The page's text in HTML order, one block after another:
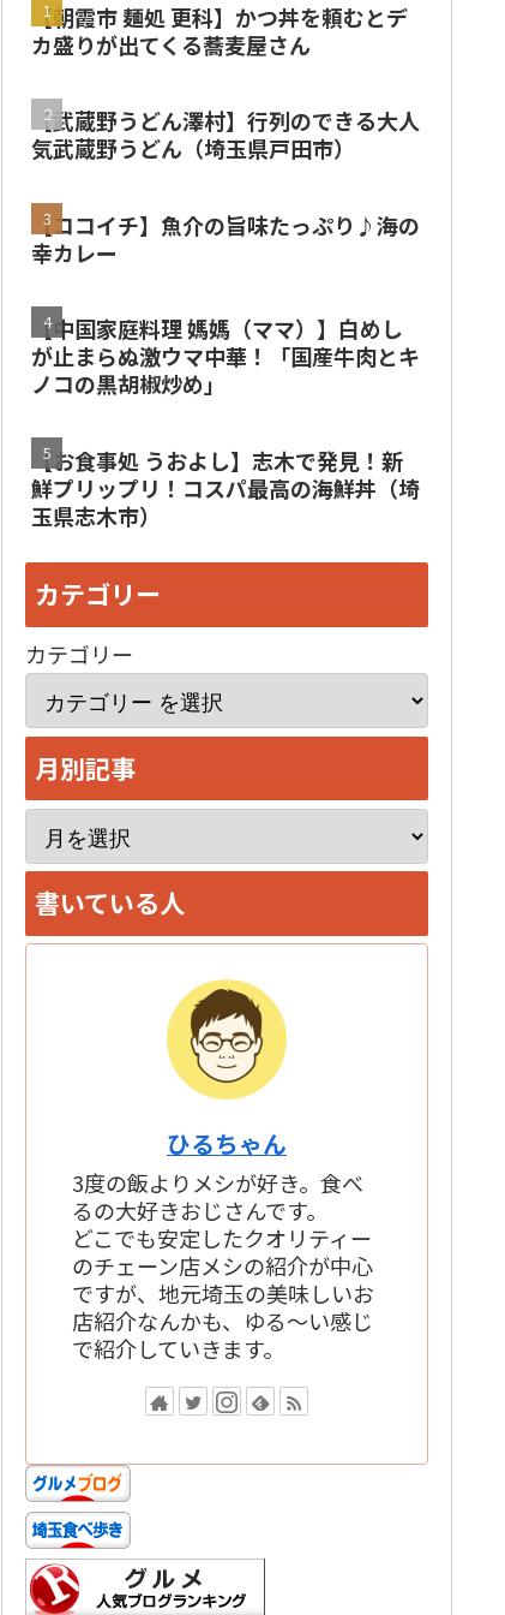
【朝霞市 麺処 更科】かつ丼を頼むとデ
カ盛りが出てくる蕎麦屋さん
【武蔵野うどん澤村】行列のできる大人
気武蔵野うどん（埼玉県戸田市）
【ココイチ】魚介の旨味たっぷり♪海の
幸カレー
【中国家庭料理 媽媽（ママ）】白めし
が止まらぬ激ウマ中華！「国産牛肉とキ
ノコの黒胡椒炒め」
【お食事処 うおよし】志木で発見！新
鮮プリップリ！コスパ最高の海鮮丼（埼
玉県志木市）
カテゴリー
カテゴリー
月別記事
ー
カ
イ
書いている人
ひるちゃん
3度の飯よりメシが好き。食べ
るの大好きおじさんです。
どこでも安定したクオリティー
のチェーン店メシの紹介が中心
ですが、地元埼玉の美味しいお
店紹介なんかも、ゆる～い感じ
で紹介していきます。